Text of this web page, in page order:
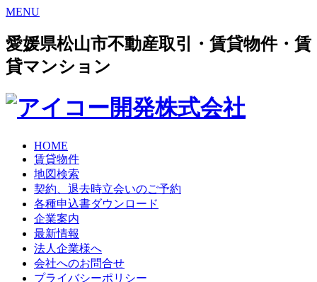
MENU
愛媛県松山市不動産取引・賃貸物件・賃
貸マンション
HOME
賃貸物件
地図検索
契約、退去時立会いのご予約
各種申込書ダウンロード
企業案内
最新情報
法人企業様へ
会社へのお問合せ
プライバシーポリシー